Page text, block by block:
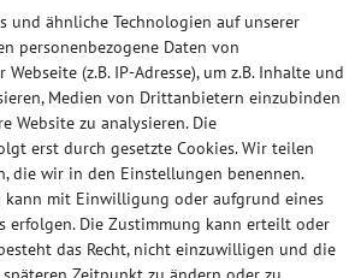
ZAHLUNGSARTEN
SOCIAL MEDIA
Copyright 2026 | e-Delux GmbH
und ähnliche Technologien auf unserer
personenbezogene Daten von
(z.B. IP-Adresse), um z.B. Inhalte und
Medien von Drittanbietern einzubinden
Website zu analysieren. Die
erst durch gesetzte Cookies. Wir teilen
die wir in den Einstellungen benennen.
kann mit Einwilligung oder aufgrund eines
erfolgen. Die Zustimmung kann erteilt oder
das Recht, nicht einzuwilligen und die